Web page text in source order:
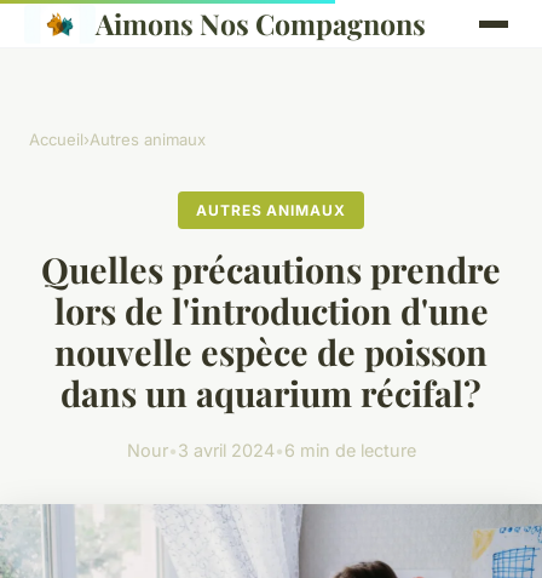
Aimons Nos Compagnons
Accueil›Autres animaux
AUTRES ANIMAUX
Quelles précautions prendre
lors de l'introduction d'une
nouvelle espèce de poisson
dans un aquarium récifal?
Nour•3 avril 2024•6 min de lecture